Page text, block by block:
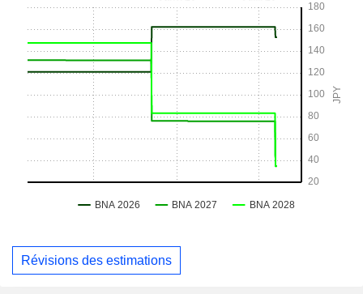
Révisions des estimations